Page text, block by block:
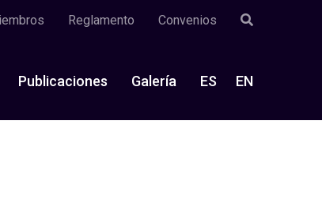
Reglamento Convenios
Publicaciones Galería ES EN